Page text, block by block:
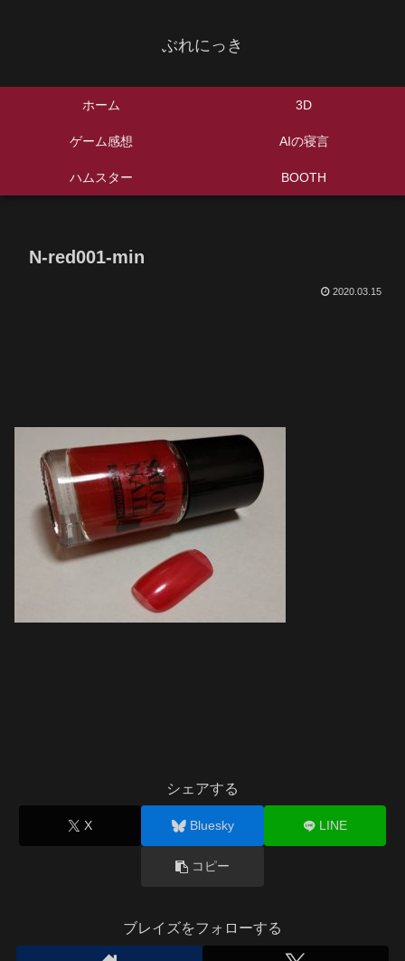
ぶれにっき
ホーム 3D
ゲーム感想 AIの寝言
ハムスター BOOTH
N-red001-min
2020.03.15
シェアする
X Bluesky LINE
コピー
ブレイズをフォローする